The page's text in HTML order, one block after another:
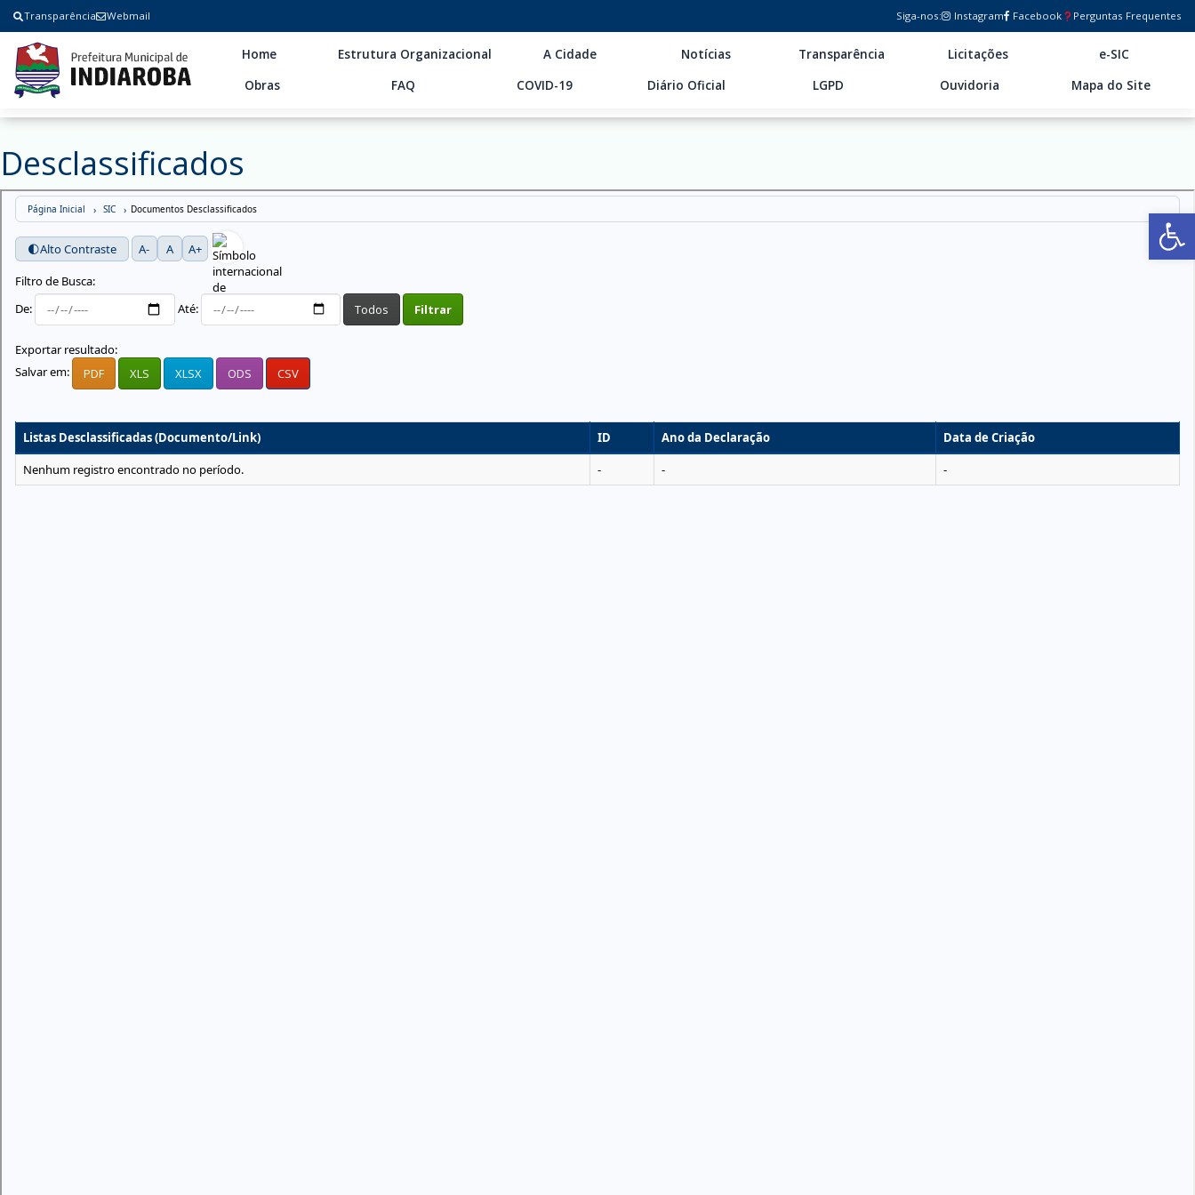
Transparência Webmail Siga-nos: Instagram Facebook Perguntas Frequentes
Home Estrutura Organizacional A Cidade Notícias Transparência Licitações
e-SIC
Obras
FAQ COVID-19 Diário Oficial LGPD Ouvidoria Mapa do Site
Desclassificados